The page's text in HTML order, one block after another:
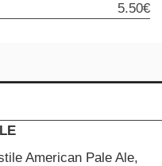
5.50€
American Pale Ale,